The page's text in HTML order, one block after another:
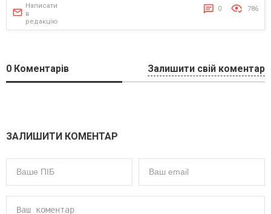
Написати
в
редакцію
0 786
0 Коментарів Залишити свій коментар
ЗАЛИШИТИ КОМЕНТАР